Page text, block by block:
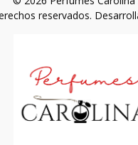
reservados.